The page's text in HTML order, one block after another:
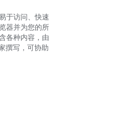
于访问、快速
器并为您的所
各种内容，由
撰写，可协助